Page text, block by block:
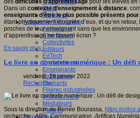
Conférences
Outils
Pratiques
Acteurs de l'éducation
Animateurs
Chercheurs
Collectivités
Editeurs
EdTech
Encadrement
Enseignants
Entreprises
Etudiants
Filières industrielles
Institutionnels
Médiateurs
Parents
des difficultés d’apprentissage pour les élèves en
Dans un contexte d’enseignement à distance,
enseignants d’être le plus possible présents
étant physiquement éloignés d’eux, et qu’en
proches de leur enseignant sans que les
d’apprentissage ne fassent écran ?
En savoir plus...
Le livre en contexte numérique : Un défi
vendredi, 28 janvier 2022
Recherche
Sous la direction de Renée Bourassa, https://
recherche : ARts, Communication, Artifices